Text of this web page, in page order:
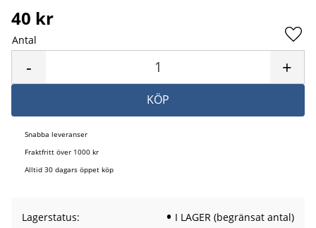
40 kr
Antal
+
-
KÖP
Snabba leveranser
Fraktfritt över 1000 kr
Alltid 30 dagars öppet köp
Lagerstatus
I LAGER (begränsat antal)